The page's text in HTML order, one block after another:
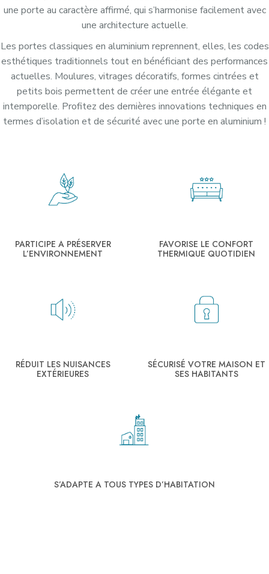
une porte au caractère affirmé, qui s’harmonise facilement avec
une architecture actuelle.
Les portes classiques en aluminium reprennent, elles, les codes
esthétiques traditionnels tout en bénéficiant des performances
actuelles. Moulures, vitrages décoratifs, formes cintrées et
petits bois permettent de créer une entrée élégante et
intemporelle. Profitez des dernières innovations techniques en
termes d’isolation et de sécurité avec une porte en aluminium !
PARTICIPE A PRÉSERVER
L’ENVIRONNEMENT
FAVORISE LE CONFORT
THERMIQUE QUOTIDIEN
RÉDUIT LES NUISANCES
EXTÉRIEURES
SÉCURISÉ VOTRE MAISON ET
SES HABITANTS
S’ADAPTE A TOUS TYPES D’HABITATION